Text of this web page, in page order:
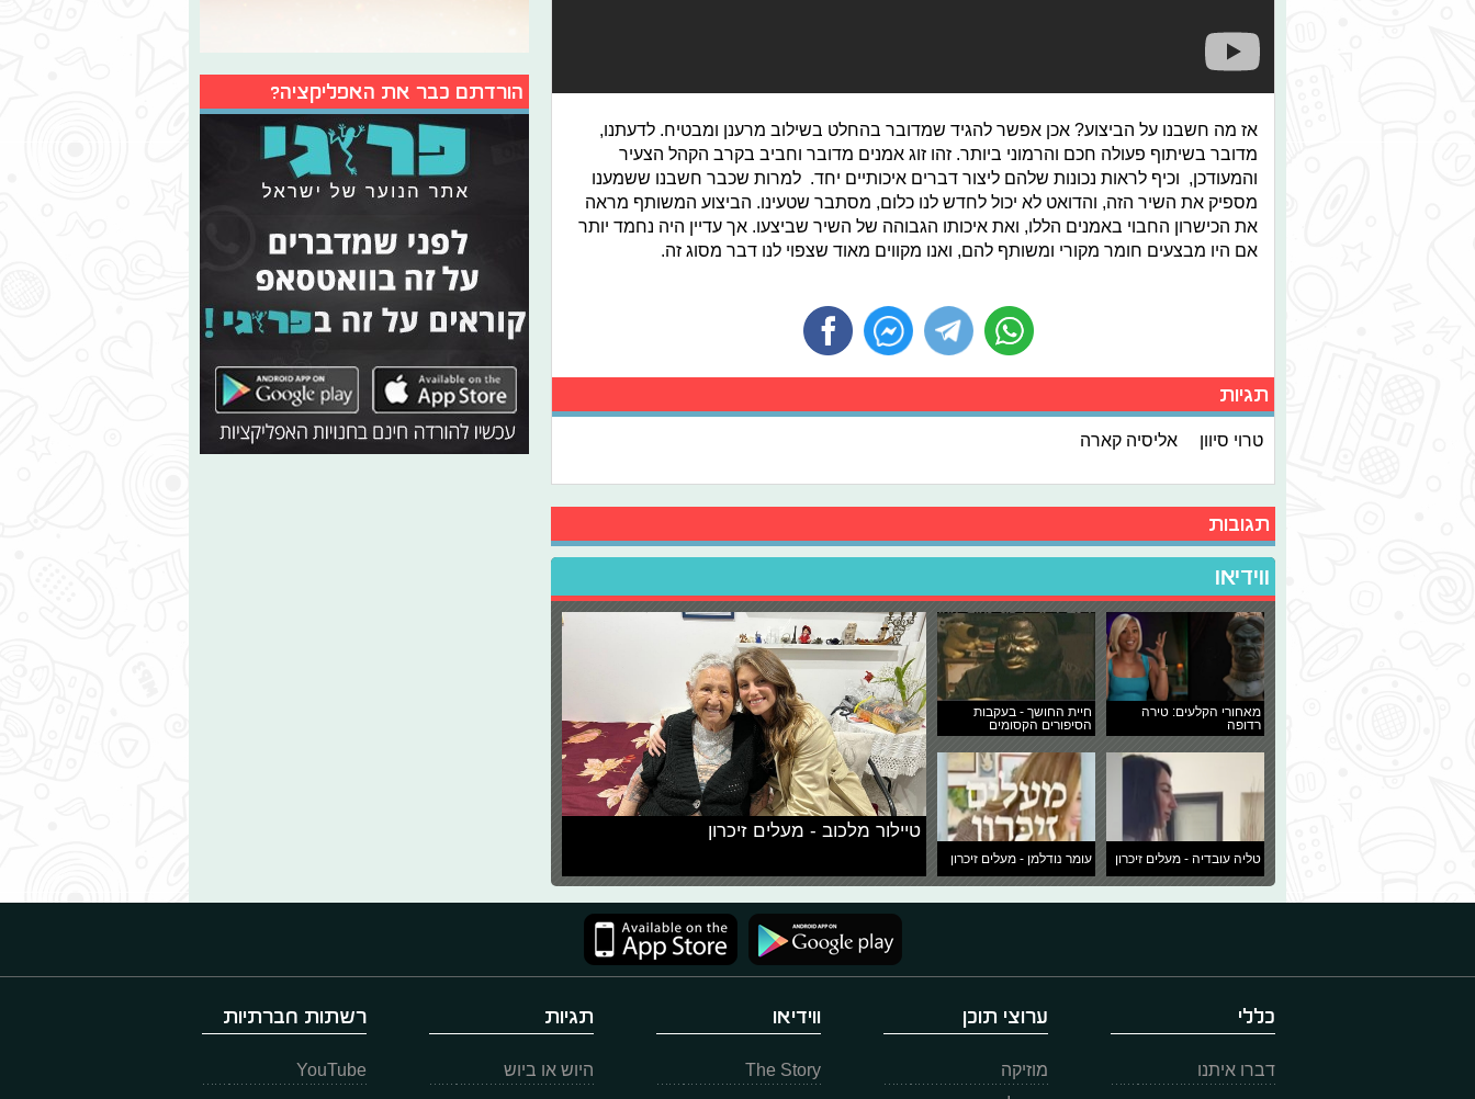
אז מה חשבנו על הביצוע? אכן אפשר להגיד שמדובר בהחלט בשילוב מרענן ומבטיח. לדעתנו,
מדובר בשיתוף פעולה חכם והרמוני ביותר. זהו זוג אמנים מדובר וחביב בקרב הקהל הצעיר
והמעודכן, וכיף לראות נכונות שלהם ליצור דברים איכותיים יחד. למרות שכבר חשבנו ששמענו
מספיק את השיר הזה, והדואט לא יכול לחדש לנו כלום, מסתבר שטעינו. הביצוע המשותף מראה
את הכישרון החבוי באמנים הללו, ואת איכותו הגבוהה של השיר שביצעו. אך עדיין היה נחמד יותר
אם היו מבצעים חומר מקורי ומשותף להם, ואנו מקווים מאוד שצפוי לנו דבר מסוג זה.
תגיות
טרוי סיוון אליסיה קארה
תגובות
ווידיאו
מאחורי הקלעים: טירה
רדופה
חיית החושך - בעקבות
הסיפורים הקסומים
טליה עובדיה - מעלים זיכרון עומר נודלמן - מעלים זיכרון
טיילור מלכוב - מעלים זיכרון
הורדתם כבר את האפליקציה?
כללי
דברו איתנו
ערוצי תוכן
מוזיקה
ווידיאו
The Story
תגיות
היוש או ביוש
רשתות חברתיות
YouTube